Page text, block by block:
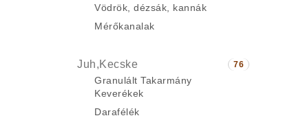
Vödrök, dézsák, kannák
Mérőkanalak
76
Juh,Kecske
Granulált Takarmány
Keverékek
Darafélék